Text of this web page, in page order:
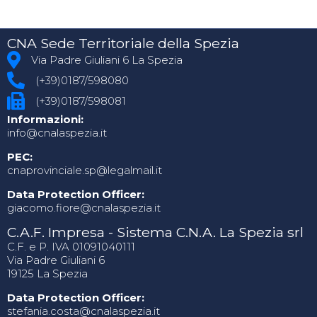
CNA Sede Territoriale della Spezia
Via Padre Giuliani 6 La Spezia
(+39)0187/598080
(+39)0187/598081
Informazioni:
info@cnalaspezia.it
PEC:
cnaprovinciale.sp@legalmail.it
Data Protection Officer:
giacomo.fiore@cnalaspezia.it
C.A.F. Impresa - Sistema C.N.A. La Spezia srl
C.F. e P. IVA 01091040111
Via Padre Giuliani 6
19125 La Spezia
Data Protection Officer:
stefania.costa@cnalaspezia.it